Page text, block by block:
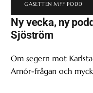
GASETTEN MFF PODD
Ny vecka, ny
Sjöström
Om segern mot
Arnór-frågan och